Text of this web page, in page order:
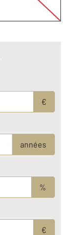
€
années
%
€